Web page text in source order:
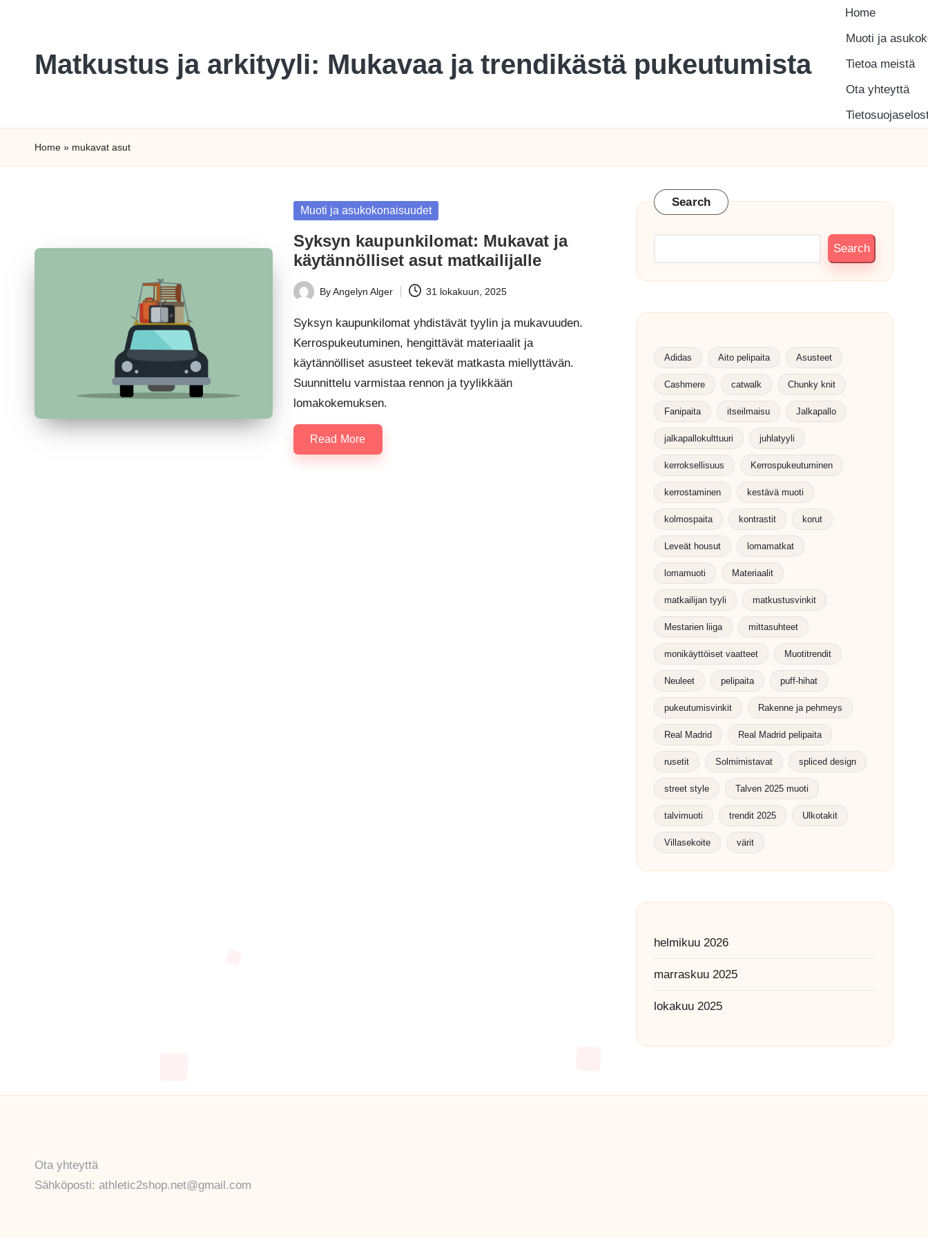
contentMatkustus ja arkityyli: Mukavaa ja trendikästä pukeutumista
Home
Muoti ja
Tietoa meistä
Ota yhteyttä
Home » mukavat asut
Posted
Muoti ja asukokonaisuudet
Syksyn kaupunkilomat: Mukavat ja
käytännölliset asut matkailijalle
Posted
by
ByAngelyn Alger 31 lokakuun, 2025
Syksyn kaupunkilomat yhdistävät tyylin ja mukavuuden.
Kerrospukeutuminen, hengittävät materiaalit ja
käytännölliset asusteet tekevät matkasta miellyttävän.
Suunnittelu varmistaa rennon ja tyylikkään
lomakokemuksen.
Read More
Search
Search
Adidas Aito pelipaita Asusteet
Cashmere catwalk Chunky knit
Fanipaita itseilmaisu Jalkapallo
jalkapallokulttuuri juhlatyyli
kerroksellisuus Kerrospukeutuminen
kerrostaminen kestävä muoti
kolmospaita kontrastit korut
Leveät housut lomamatkat
lomamuoti Materiaalit
matkailijan tyyli matkustusvinkit
Mestarien liiga mittasuhteet
monikäyttöiset vaatteet Muotitrendit
Neuleet pelipaita puff-hihat
pukeutumisvinkit Rakenne ja pehmeys
Real Madrid Real Madrid pelipaita
rusetit Solmimistavat spliced design
street style Talven 2025 muoti
talvimuoti trendit 2025 Ulkotakit
Villasekoite värit
helmikuu 2026
marraskuu 2025
lokakuu 2025
Ota yhteyttä
Sähköposti: athletic2shop.net@gmail.com